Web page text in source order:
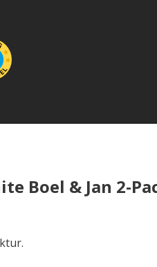
Boel & Jan 2-